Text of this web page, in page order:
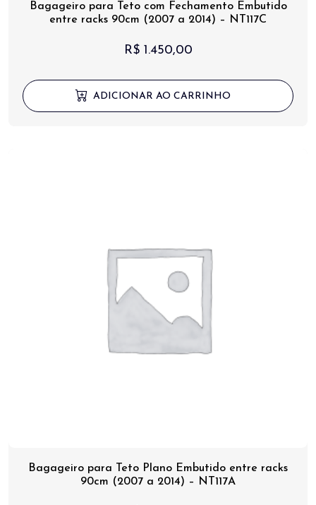
Bagageiro para Teto com Fechamento Embutido
entre racks 90cm (2007 a 2014) – NT117C
R$1.450,00
ADICIONAR AO CARRINHO
Bagageiro para Teto Plano Embutido entre racks
90cm (2007 a 2014) – NT117A